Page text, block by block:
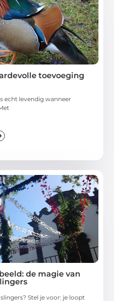
toevoeging
echt levendig wanneer
de magie van
Stel je voor: je loopt